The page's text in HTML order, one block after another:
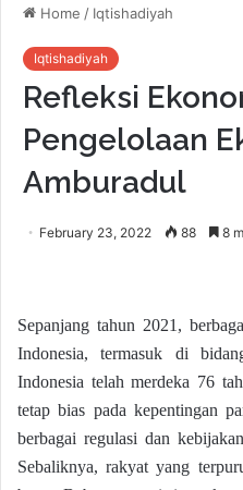
Home / Iqtishadiyah
Iqtishadiyah
Refleksi
Pengelolaan
Amburadul
February 23, 2022 88 8
Sepanjang tahun 2021,
Indonesia, termasuk di
Indonesia telah merdeka 76
tetap bias pada kepentingan
berbagai regulasi dan
Sebaliknya, rakyat yang